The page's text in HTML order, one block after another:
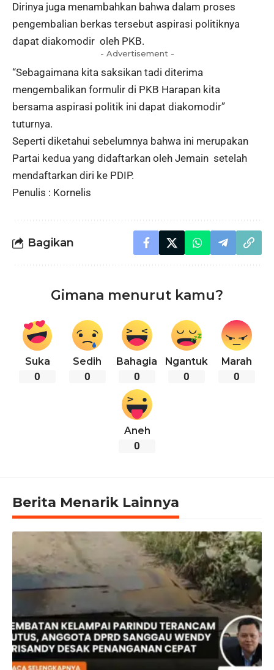
Dirinya juga menambahkan bahwa dalam proses
pengembalian berkas tersebut aspirasi politiknya
dapat diakomodir oleh PKB.
- Advertisement -
“Sebagaimana kita saksikan tadi diterima
mengembalikan formulir di PKB Harapan kita
bersama aspirasi politik ini dapat diakomodir”
tuturnya.
Seperti diketahui sebelumnya bahwa ini merupakan
Partai kedua yang didaftarkan oleh Jemain setelah
mendaftarkan diri ke PDIP.
Penulis : Kornelis
Bagikan
Gimana menurut kamu?
Suka
0
Sedih
0
Bahagia
0
Ngantuk
0
Marah
0
Aneh
0
Berita Menarik Lainnya